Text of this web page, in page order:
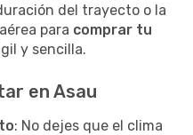
del trayecto o la
para comprar tu
y sencilla.
en Asau
: No dejes que el clima